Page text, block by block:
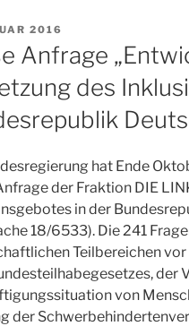
2016
Anfrage
des
hat Ende
der Fraktion DIE
in der
18/6533). Die 241
Teilbereichen
der
von
der